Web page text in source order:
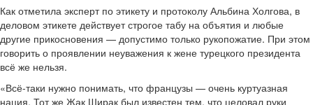
Как отметила эксперт по этикету и протоколу Альбина Холгова, в
деловом этикете действует строгое табу на объятия и любые
другие прикосновения — допустимо только рукопожатие. При этом
говорить о проявлении неуважения к жене турецкого президента
всё же нельзя.
«Всё-таки нужно понимать, что французы — очень куртуазная
нация. Тот же Жак Ширак был известен тем, что целовал руки